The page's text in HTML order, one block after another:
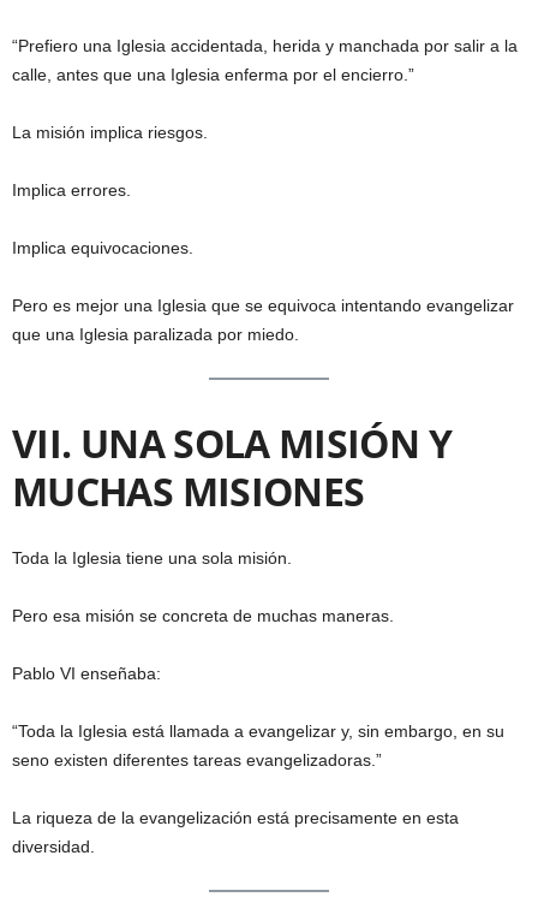
“Prefiero una Iglesia accidentada, herida y manchada por salir a la
calle, antes que una Iglesia enferma por el encierro.”
La misión implica riesgos.
Implica errores.
Implica equivocaciones.
Pero es mejor una Iglesia que se equivoca intentando evangelizar
que una Iglesia paralizada por miedo.
VII. UNA SOLA MISIÓN Y
MUCHAS MISIONES
Toda la Iglesia tiene una sola misión.
Pero esa misión se concreta de muchas maneras.
Pablo VI enseñaba:
“Toda la Iglesia está llamada a evangelizar y, sin embargo, en su
seno existen diferentes tareas evangelizadoras.”
La riqueza de la evangelización está precisamente en esta
diversidad.